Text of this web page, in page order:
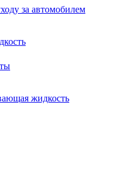
за автомобилем
жидкость